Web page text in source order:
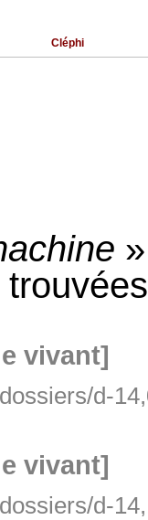
Cléphi
vivant]
d-
vivant]
d-